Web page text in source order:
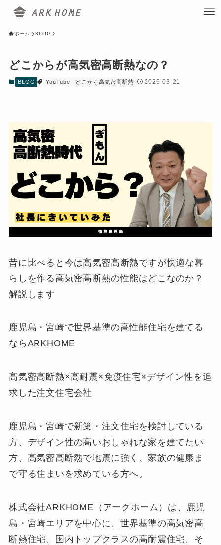
ホーム BLOG
どこからが高気密高断熱なの？
BLOG YouTube どこから高気密高断熱 2026-03-21
昔に比べると今は高気密高断熱ですが快適な暮
らしを作る高気密高断熱の性能はどこなのか？
解説します
鹿児島・宮崎で世界基準の高性能住宅を建てる
ならARKHOME
高気密高断熱×高耐震×免疫住宅×デザイン性を追
求した注文住宅会社
鹿児島・宮崎で新築・注文住宅を検討している
方、デザイン性の高いおしゃれな家を建てたい
方、高気密高断熱で地震に強く、家族の健康ま
で守る住まいを求めている方へ。
株式会社ARKHOME（アークホーム）は、鹿児
島・宮崎エリアを中心に、世界基準の高気密高
断熱住宅、国内トップクラスの高耐震住宅、そ